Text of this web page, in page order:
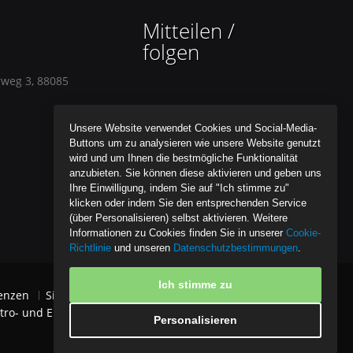
3, 88085
Mitteilen /
folgen
Sitemap
und Elektronikgeräten
Impressum
Unsere Website verwendet Cookies und Social-Media-
Buttons um zu analysieren wie unsere Website genutzt
wird und um Ihnen die bestmögliche Funktionalität
anzubieten. Sie können diese aktivieren und geben uns
Ihre Einwilligung, indem Sie auf "Ich stimme zu"
klicken oder indem Sie den entsprechenden Service
(über Personalisieren) selbst aktivieren. Weitere
Informationen zu Cookies finden Sie in unserer Cookie-
Richtlinie und unseren Datenschutzbestimmungen.
Ich stimme zu
Personalisieren